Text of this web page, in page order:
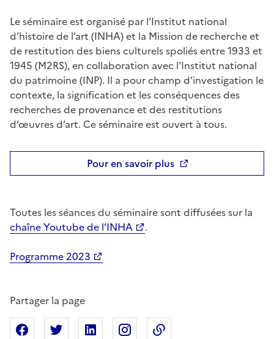
Le séminaire est organisé par l’Institut national
d’histoire de l’art (INHA) et la Mission de recherche et
de restitution des biens culturels spoliés entre 1933 et
1945 (M2RS), en collaboration avec l’Institut national
du patrimoine (INP). Il a pour champ d’investigation le
contexte, la signification et les conséquences des
recherches de provenance et des restitutions
d’œuvres d’art. Ce séminaire est ouvert à tous.
Pour en savoir plus
Toutes les séances du séminaire sont diffusées sur la
chaîne Youtube de l’INHA
.
Programme 2023
Partager la page
Partager sur Facebook
Partager sur XPartager sur Linkedin
Partager sur Instagram